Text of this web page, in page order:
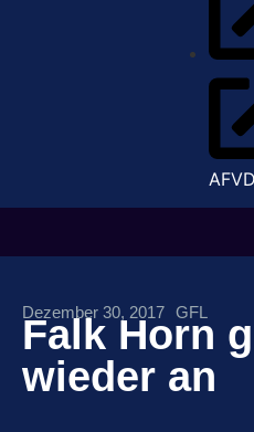
AFVD
Dezember 30, 2017 GFL
Falk Horn
wieder an